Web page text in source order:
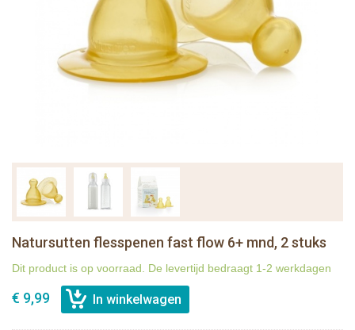
Natursutten flesspenen fast flow 6+ mnd, 2 stuks
Dit product is op voorraad. De levertijd bedraagt 1-2 werkdagen
€ 9,99